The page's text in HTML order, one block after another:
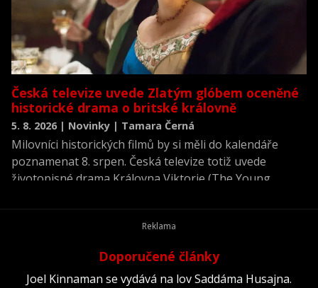
Česká televize uvede Zlatým glóbem oceněné
historické drama o britské královně
5. 8. 2026 | Novinky | Tamara Černá
Milovníci historických filmů by si měli do kalendáře
poznamenat 8. srpen. Česká televize totiž uvede
životopisné drama Královna Viktorie (The Young
Doporučené články
Joel Kinnaman se vydává na lov Saddáma Husajna.